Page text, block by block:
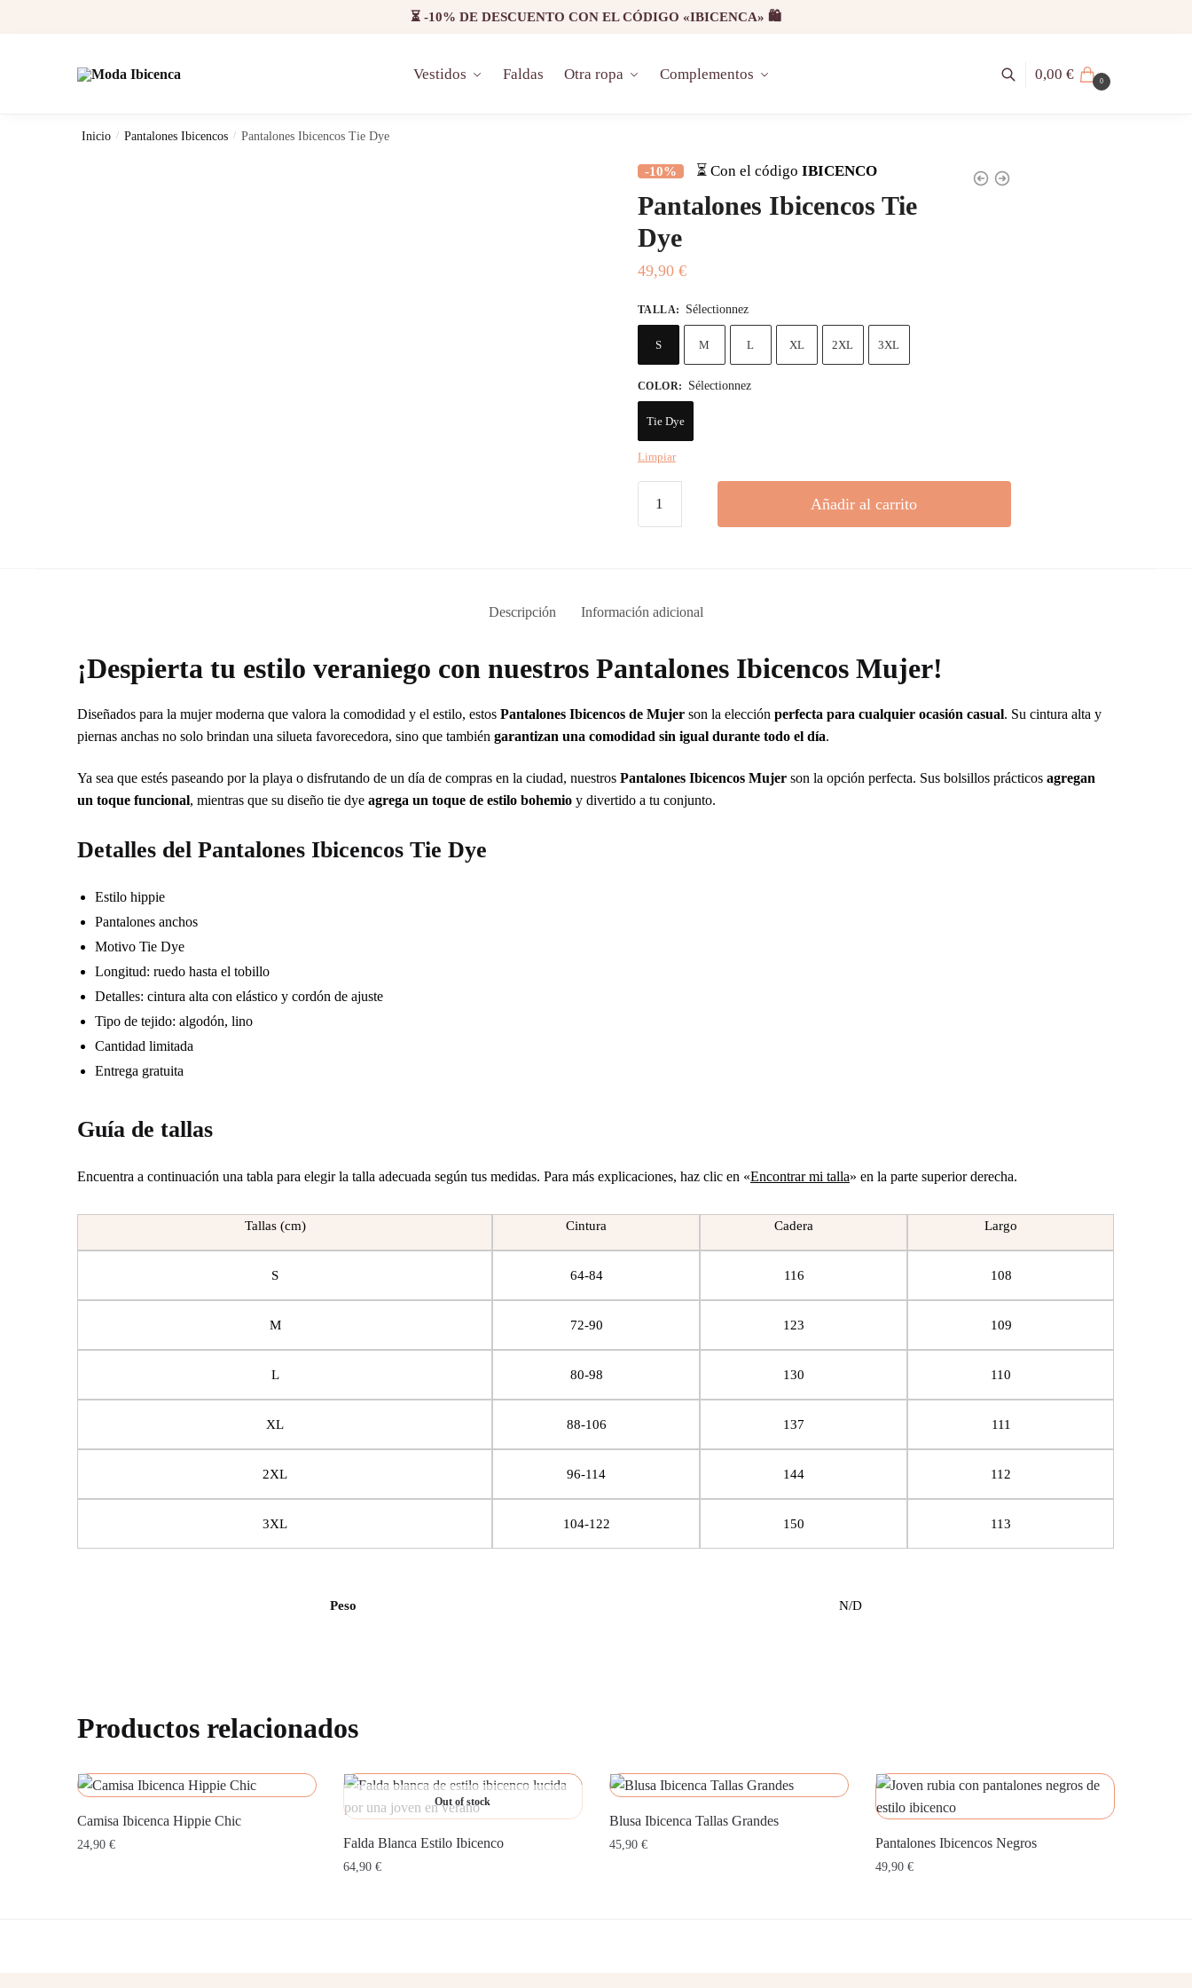
⏳ -10% DE DESCUENTO CON EL CÓDIGO «IBICENCA» 🛍️
Vestidos Faldas Otra ropa Complementos 0,00 € 0
Inicio / Pantalones Ibicencos / Pantalones Ibicencos Tie Dye
-10% ⏳ Con el código IBICENCO
Pantalones Ibicencos Tie
Dye
49,90 €
TALLA: Sélectionnez
S M L XL 2XL 3XL
COLOR: Sélectionnez
Tie Dye
Limpiar
Ibicencos
Añadir al carrito
Descripción Información adicional
¡Despierta tu estilo veraniego con nuestros Pantalones Ibicencos Mujer!
Diseñados para la mujer moderna que valora la comodidad y el estilo, estosPantalones Ibicencos de Mujer son la elecciónperfecta para cualquier ocasión casual. Su cintura alta y
piernas anchas no solo brindan una silueta favorecedora, sino que tambiéngarantizan una comodidad sin igual durante todo el día.
Ya sea que estés paseando por la playa o disfrutando de un día de compras en la ciudad, nuestrosPantalones Ibicencos Mujer son la opción perfecta. Sus bolsillos prácticosagregan
un toque funcional, mientras que su diseño tie dyeagrega un toque de estilo bohemio y divertido a tu conjunto.
Detalles del Pantalones Ibicencos Tie Dye
Estilo hippie
Pantalones anchos
Motivo Tie Dye
Longitud: ruedo hasta el tobillo
Detalles: cintura alta con elástico y cordón de ajuste
Tipo de tejido: algodón, lino
Cantidad limitada
Entrega gratuita
Guía de tallas
Encuentra a continuación una tabla para elegir la talla adecuada según tus medidas. Para más explicaciones, haz clic en «Encontrar mi talla» en la parte superior derecha.
Tallas (cm) Cintura Cadera Largo
S 64-84 116 108
M 72-90 123 109
L 80-98 130 110
XL 88-106 137 111
2XL 96-114 144 112
3XL 104-122 150 113
Peso N/D
Productos relacionados
Camisa Ibicenca Hippie Chic
24,90€
Out of stock
Falda Blanca Estilo Ibicenco
64,90 €
Blusa Ibicenca Tallas Grandes
45,90 € Pantalones Ibicencos Negros
49,90 €